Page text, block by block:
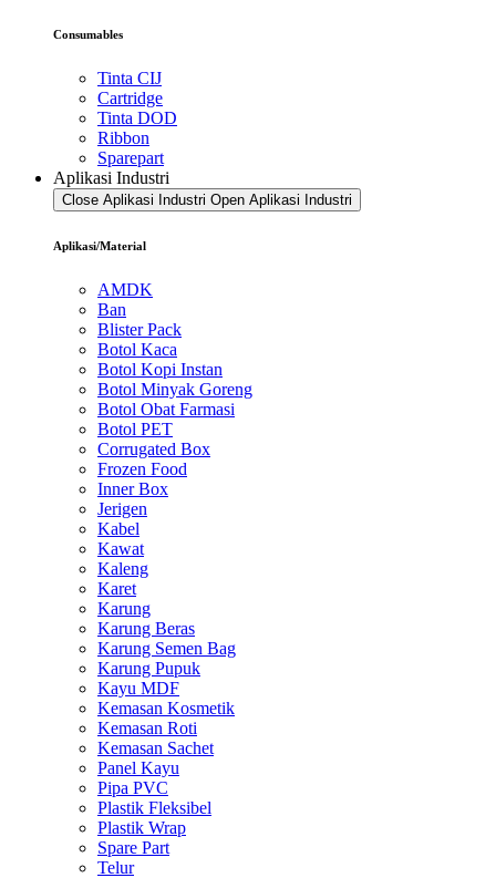
Consumables
Tinta CIJ
Cartridge
Tinta DOD
Ribbon
Sparepart
Aplikasi Industri
Close Aplikasi Industri Open Aplikasi Industri
Aplikasi/Material
AMDK
Ban
Blister Pack
Botol Kaca
Botol Kopi Instan
Botol Minyak Goreng
Botol Obat Farmasi
Botol PET
Corrugated Box
Frozen Food
Inner Box
Jerigen
Kabel
Kawat
Kaleng
Karet
Karung
Karung Beras
Karung Semen Bag
Karung Pupuk
Kayu MDF
Kemasan Kosmetik
Kemasan Roti
Kemasan Sachet
Panel Kayu
Pipa PVC
Plastik Fleksibel
Plastik Wrap
Spare Part
Telur